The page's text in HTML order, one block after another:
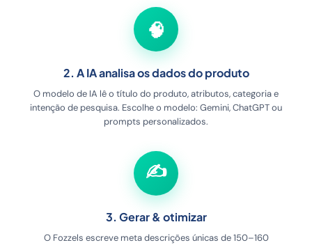
🧠
2. A IA analisa os dados do produto
O modelo de IA lê o título do produto, atributos, categoria e
intenção de pesquisa. Escolhe o modelo: Gemini, ChatGPT ou
prompts personalizados.
✍️
3. Gerar & otimizar
O Fozzels escreve meta descrições únicas de 150–160